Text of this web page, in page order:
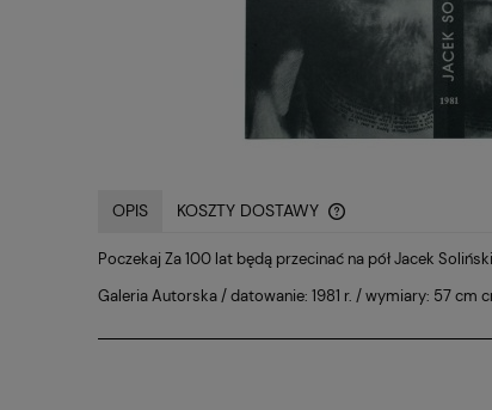
OPIS KOSZTY DOSTAWY
CENA NIE ZAWIERA
KOSZTÓW
Poczekaj Za 100 lat będą przecinać na pół Jacek
Galeria Autorska / datowanie: 1981 r. / wymiary: 57 cm